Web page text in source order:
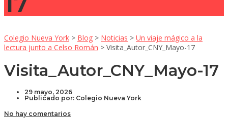
Colegio Nueva York > Blog > Noticias > Un viaje mágico a la
lectura junto a Celso Román > Visita_Autor_CNY_Mayo-17
Visita_Autor_CNY_Mayo-17
29 mayo, 2026
Publicado por: Colegio Nueva York
No hay comentarios